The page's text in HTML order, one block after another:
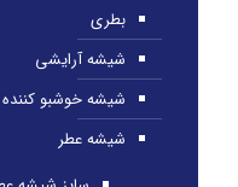
بطری
شیشه آرایشی
شیشه خوشبو کننده
شیشه عطر